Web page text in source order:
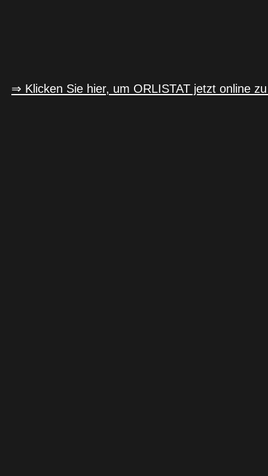
⇒ Klicken Sie hier, um ORLISTAT jetzt online